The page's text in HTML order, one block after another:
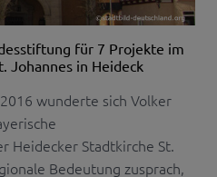
für 7 Projekte im
Johannes in Heideck
wunderte sich Volker
Heidecker Stadtkirche St.
Bedeutung zusprach,